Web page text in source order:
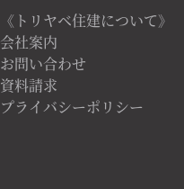
《トリヤベ住建について》
会社案内
お問い合わせ
資料請求
プライバシーポリシー